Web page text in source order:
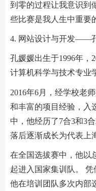
到零的过程让我意识到
些比赛是我人生中重要
4. 网站设计与开发——
孔媛媛出生于1996年，
计算机科学与技术专业
2016年6月，经学校老
和丰富的项目经验，入
中，他经历了7合3和3
落后逐渐成长为代表上
在全国选拔赛中，他以
起进入国家集训队。 凭
他在培训团队多次内部